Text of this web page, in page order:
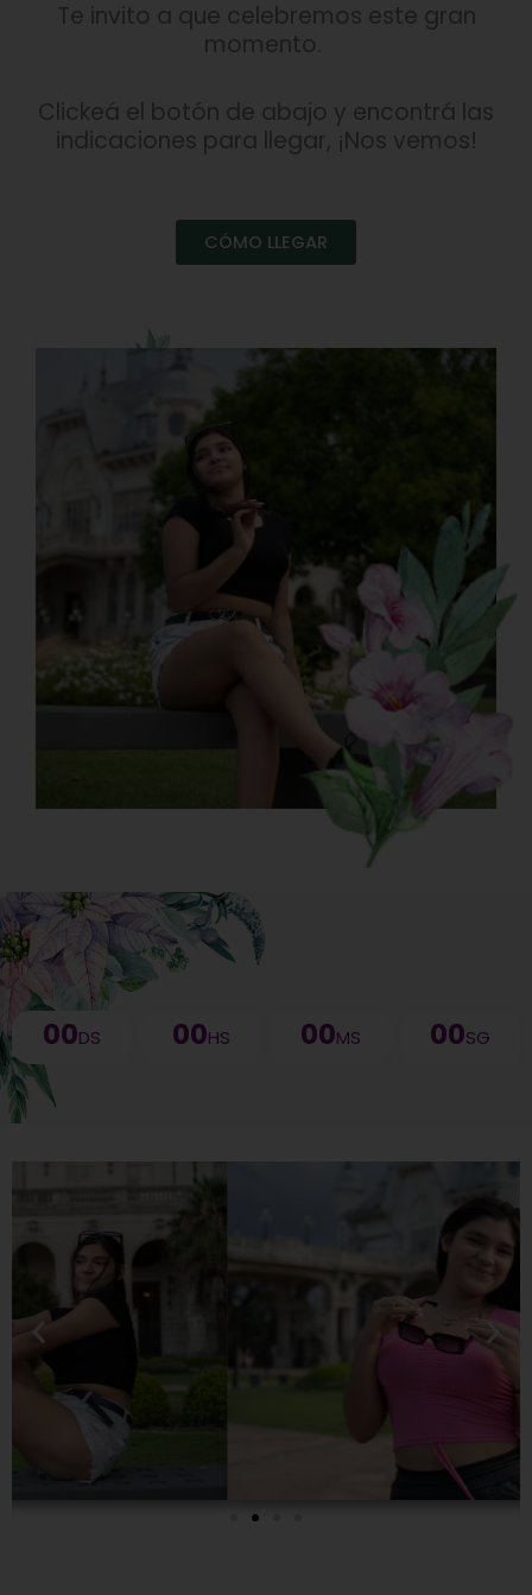
Te invito a que celebremos este gran
momento.
Clickeá el botón de abajo y encontrá las
indicaciones para llegar, ¡Nos vemos!
CÓMO LLEGAR
00DS 00HS 00MS 00SG